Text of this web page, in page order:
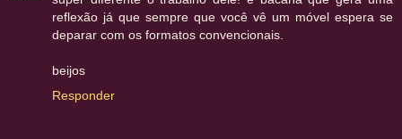
reflexão já que sempre que você vê um móvel espera se
deparar com os formatos convencionais.
beijos
Responder